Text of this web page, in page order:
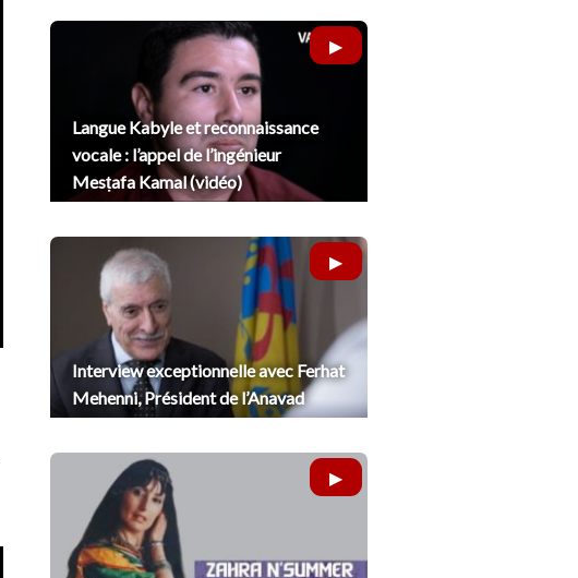
Langue Kabyle et reconnaissance
vocale : l’appel de l’ingénieur
Mesṭafa Kamal (vidéo)
Interview exceptionnelle avec Ferhat
Mehenni, Président de l’Anavad